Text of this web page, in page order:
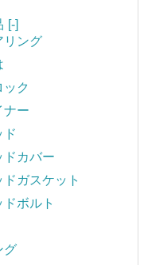
[-]
リング
ック
ナー
ド
ドカバー
ガスケット
ボルト
グ